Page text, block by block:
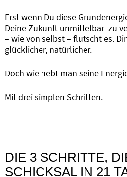
Erst wenn Du diese
Deine Zukunft unmittelbar zu
– wie von selbst – flutscht es.
glücklicher, natürlicher.
Doch wie hebt man seine
Mit drei simplen Schritten.
DIE 3 SCHRITTE,
SCHICKSAL IN 21